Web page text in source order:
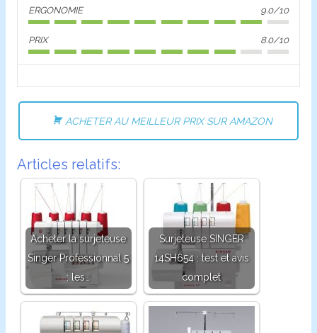
ERGONOMIE 9.0/10
PRIX 8.0/10
ACHETER AU MEILLEUR PRIX SUR AMAZON
Articles relatifs:
Acheter la surjeteuse
Singer Professionnal 5
: les…
Surjeteuse SINGER
14SH654 : test et avis
complet